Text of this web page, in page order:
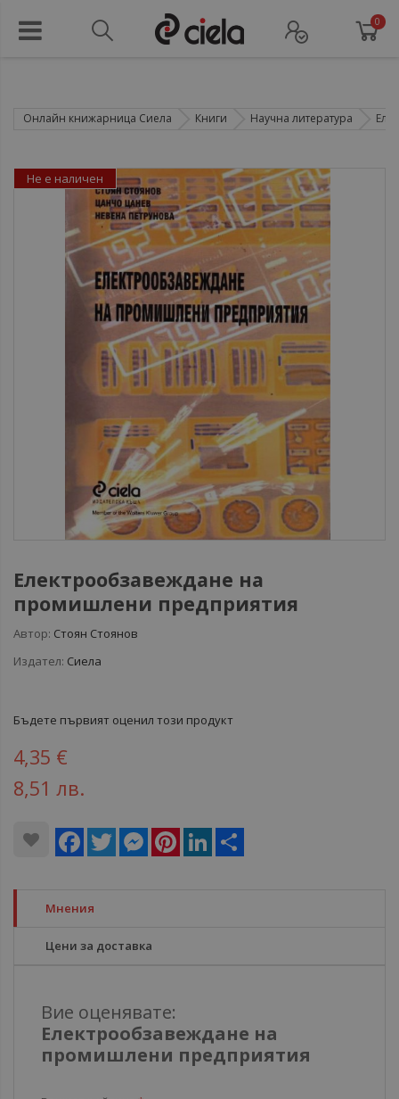
0
Онлайн книжарница Сиела Книги Научна литература
Електрообзавеждане на
промишлени предприятия
Автор: Стоян Стоянов
Издател: Сиела
Бъдете първият оценил този продукт
4,35 €
8,51 лв.
Facebook
Twitter MessengerPinterestLinkedIn
Не е наличен
Мнения
Цени за доставка
Вие оценявате:
Електрообзавеждане на
промишлени предприятия